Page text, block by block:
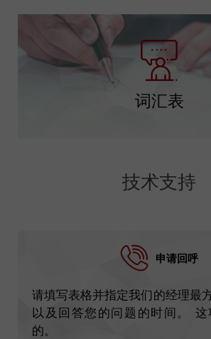
词汇表
技术支持
申请回呼
请填写表格并指定我们的经理最
以及回答您的问题的时间。
的。